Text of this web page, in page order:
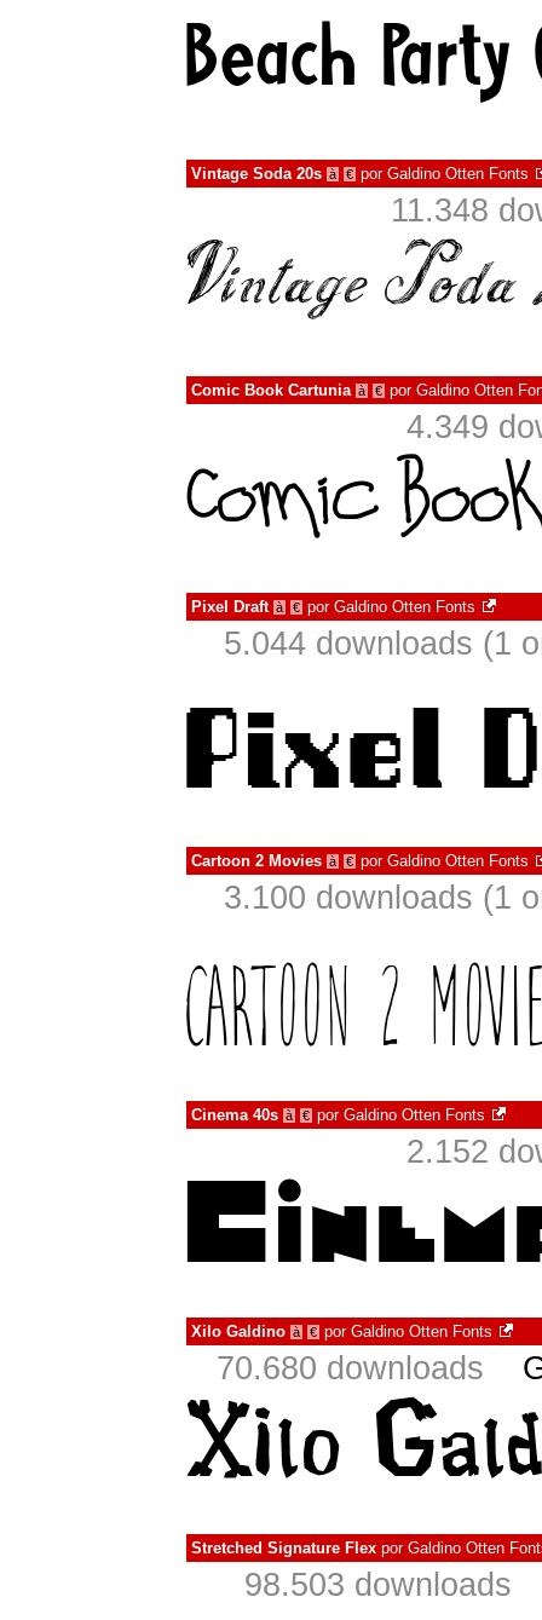
Vintage Soda 20s à € por Galdino Otten Fonts
11.348
Comic Book Cartunia à € por Galdino Otten
4.349
Pixel Draft à € por Galdino Otten Fonts
5.044 downloads (1
Cartoon 2 Movies à € por Galdino Otten Fonts
3.100 downloads (1
Cinema 40s à € por Galdino Otten Fonts
2.152
Xilo Galdino à € por Galdino Otten Fonts
70.680 downloads
Stretched Signature Flex por Galdino Otten
98.503 downloads